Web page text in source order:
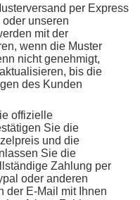
per Express
unseren
mit der
wenn die Muster
nicht genehmigt,
bis die
des Kunden
offizielle
Sie die
und die
Sie die
Zahlung per
oder anderen
der E-Mail mit Ihnen